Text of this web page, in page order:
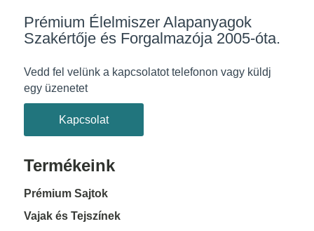
Prémium Élelmiszer Alapanyagok
Szakértője és Forgalmazója 2005-óta.
Vedd fel velünk a kapcsolatot telefonon vagy küldj
egy üzenetet
Kapcsolat
Termékeink
Prémium Sajtok
Vajak és Tejszínek